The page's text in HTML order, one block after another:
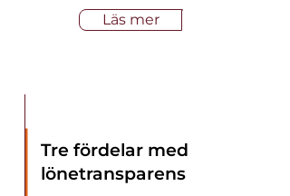
Läs mer
Tre fördelar med
lönetransparens